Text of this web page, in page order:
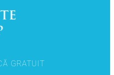
GRATUIT